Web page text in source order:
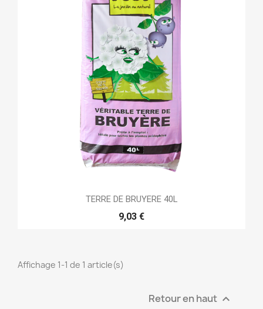
TERRE DE BRUYERE 40L
9,03 €
Affichage 1-1 de 1 article(s)
Retour en haut 